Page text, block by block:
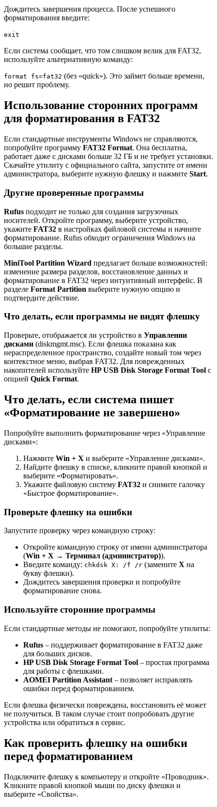
Дождитесь завершения процесса. После успешного
форматирования введите:
exit
Если система сообщает, что том слишком велик для FAT32,
используйте альтернативную команду:
format fs=fat32 (без «quick»). Это займет больше времени,
но решит проблему.
Использование сторонних программ
для форматирования в FAT32
Если стандартные инструменты Windows не справляются,
попробуйте программу FAT32 Format. Она бесплатна,
работает даже с дисками больше 32 ГБ и не требует установки.
Скачайте утилиту с официального сайта, запустите от имени
администратора, выберите нужную флешку и нажмите Start.
Другие проверенные программы
Rufus подходит не только для создания загрузочных
носителей. Откройте программу, выберите устройство,
укажите FAT32 в настройках файловой системы и начните
форматирование. Rufus обходит ограничения Windows на
большие разделы.
MiniTool Partition Wizard предлагает больше возможностей:
изменение размера разделов, восстановление данных и
форматирование в FAT32 через интуитивный интерфейс. В
разделе Format Partition выберите нужную опцию и
подтвердите действие.
Что делать, если программы не видят флешку
Проверьте, отображается ли устройство в Управлении
дисками (diskmgmt.msc). Если флешка показана как
нераспределенное пространство, создайте новый том через
контекстное меню, выбрав FAT32. Для поврежденных
накопителей используйте HP USB Disk Storage Format Tool с
опцией Quick Format.
Что делать, если система пишет
«Форматирование не завершено»
Попробуйте выполнить форматирование через «Управление
дисками»:
Нажмите Win + X и выберите «Управление дисками».
Найдите флешку в списке, кликните правой кнопкой и
выберите «Форматировать».
Укажите файловую систему FAT32 и снимите галочку
«Быстрое форматирование».
Проверьте флешку на ошибки
Запустите проверку через командную строку:
Откройте командную строку от имени администратора
(Win + X → Терминал (администратор)).
Введите команду: chkdsk X: /f /r (замените X на
букву флешки).
Дождитесь завершения проверки и попробуйте
форматирование снова.
Используйте сторонние программы
Если стандартные методы не помогают, попробуйте утилиты:
Rufus – поддерживает форматирование в FAT32 даже
для больших дисков.
HP USB Disk Storage Format Tool – простая программа
для работы с флешками.
AOMEI Partition Assistant – позволяет исправлять
ошибки перед форматированием.
Если флешка физически повреждена, восстановить её может
не получиться. В таком случае стоит попробовать другие
устройства или обратиться в сервис.
Как проверить флешку на ошибки
перед форматированием
Подключите флешку к компьютеру и откройте «Проводник».
Кликните правой кнопкой мыши по диску флешки и
выберите «Свойства».